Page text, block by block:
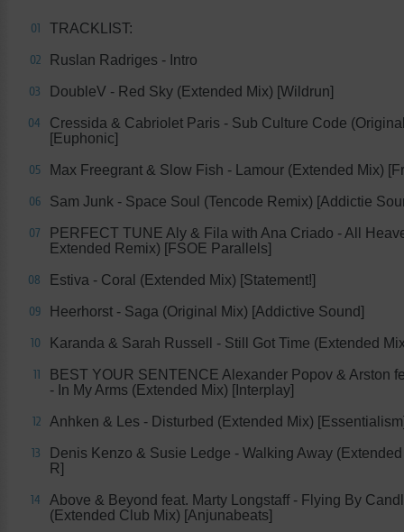
01 TRACKLIST:
02 Ruslan Radriges - Intro
03 DoubleV - Red Sky (Extended Mix) [Wildrun]
04
Cressida & Cabriolet Paris - Sub Culture Code
[Euphonic]
05 Max Freegrant & Slow Fish - Lamour (Extended Mix)
06 Sam Junk - Space Soul (Tencode Remix) [Addictie
07
PERFECT TUNE Aly & Fila with Ana Criado - All
Extended Remix) [FSOE Parallels]
08 Estiva - Coral (Extended Mix) [Statement!]
09 Heerhorst - Saga (Original Mix) [Addictive Sound]
10 Karanda & Sarah Russell - Still Got Time (Extended
11
BEST YOUR SENTENCE Alexander Popov & Arston
- In My Arms (Extended Mix) [Interplay]
12 Anhken & Les - Disturbed (Extended Mix)
13
Denis Kenzo & Susie Ledge - Walking Away
R]
14
Above & Beyond feat. Marty Longstaff - Flying By
(Extended Club Mix) [Anjunabeats]